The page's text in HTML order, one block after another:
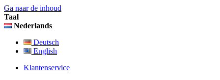
Ga naar de inhoud
Taal
Nederlands
Deutsch
English
Klantenservice